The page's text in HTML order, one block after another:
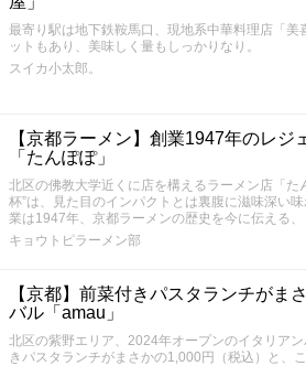
最寄り駅は地下鉄鞍馬口、現地系中華料理店「
ットもあり、美味しく量もしっかりなり。
スイカ小太郎。
【京都ラーメン】創業1947年のレ
「たんぽぽ」
北区の佛教大学近くに店を構えるラーメン店「
杯”は、見た目のインパクトとは裏腹に滋味深い
業は1947年、京都ラーメンの歴史を今に伝える、
キョウトピラーメン部
【京都】前菜付きパスタランチがま
バル「amau」
北区の紫野エリア、2024年オープンのイタリア
きパスタランチがまさかの1,000円（税込）と、